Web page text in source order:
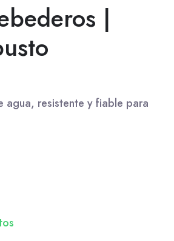
|
agua, resistente y fiable para